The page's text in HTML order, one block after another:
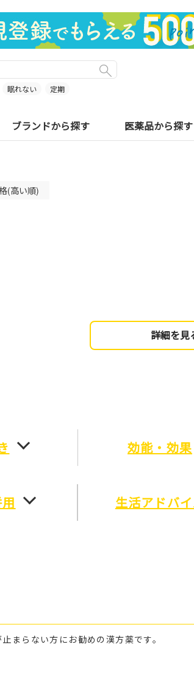
眠れない 定期
ブランドから探す 医薬品から探す
(高い順)
詳細を見
効能・効果
生活アドバ
まらない方にお勧めの漢方薬です。